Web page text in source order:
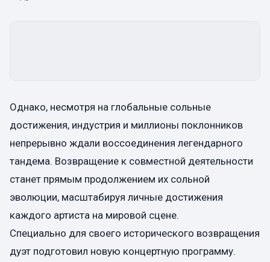
Однако, несмотря на глобальные сольные
достижения, индустрия и миллионы поклонников
непрерывно ждали воссоединения легендарного
тандема. Возвращение к совместной деятельности
станет прямым продолжением их сольной
эволюции, масштабируя личные достижения
каждого артиста на мировой сцене.
Специально для своего исторического возвращения
дуэт подготовил новую концертную программу.